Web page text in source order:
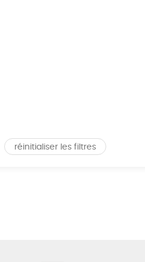
réinitialiser les filtres